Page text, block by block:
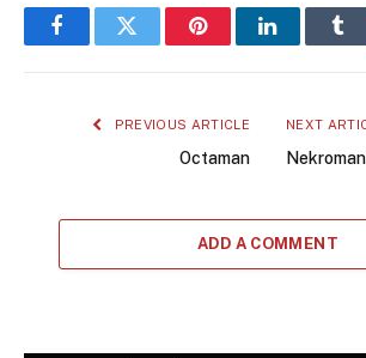
FacebookTwitter PinterestLinkedIn
PREVIOUS ARTICLE
Octaman
NEXT
ADD A COMMENT